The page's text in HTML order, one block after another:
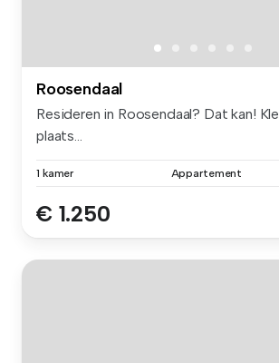
Roosendaal
Resideren in Roosendaal? Dat kan!
plaats...
1 kamer Appartement
€ 1.250